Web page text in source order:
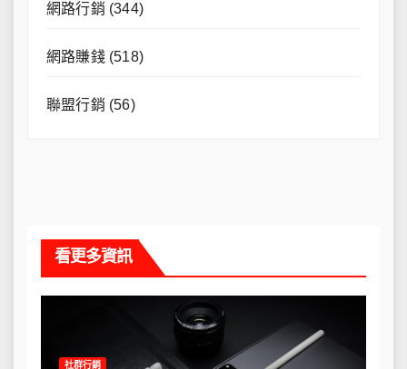
網路行銷 (344)
網路賺錢(518)
聯盟行銷 (56)
看更多資訊
社群行銷